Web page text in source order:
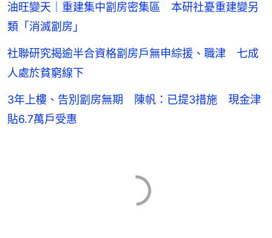
油旺變天｜重建集中劏房密集區 本研社憂重建變另
類「消滅劏房」
社聯研究揭逾半合資格劏房戶無申綜援、職津 七成
人處於貧窮線下
3年上樓、告別劏房無期 陳帆：已提3措施 現金津
貼6.7萬戶受惠